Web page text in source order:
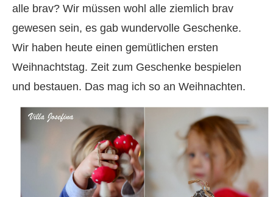
alle brav? Wir müssen wohl alle ziemlich brav
gewesen sein, es gab wundervolle Geschenke.
Wir haben heute einen gemütlichen ersten
Weihnachtstag. Zeit zum Geschenke bespielen
und bestauen. Das mag ich so an Weihnachten.